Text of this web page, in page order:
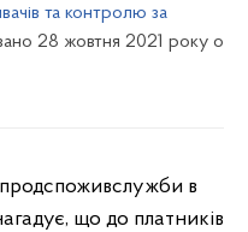
та контролю за
28 жовтня 2021 року о
в
що до платників